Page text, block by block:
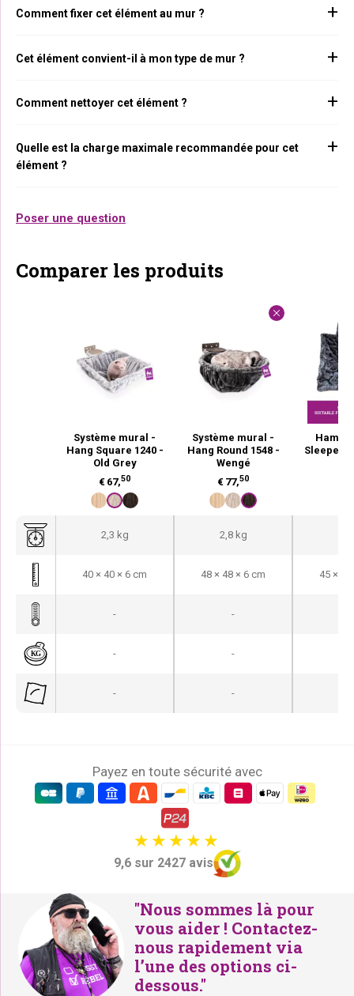
Comment fixer cet élément au mur ?
Cet élément convient-il à mon type de mur ?
Comment nettoyer cet élément ?
Quelle est la charge maximale recommandée pour cet
élément ?
Poser une question
Comparer les produits
Système mural -
Hang Square 1240 -
Old Grey
€ 67,50
Système mural -
Hang Round 1548 -
Wengé
€ 77,50
Hamac
Sleeper
2,3 kg 2,8 kg
40 × 40 × 6 cm 48 × 48 × 6 cm 45 ×
- -
- -
- -
Payez en toute sécurité avec
9,6 sur 2427 avis
"Nous sommes là pour
vous aider ! Contactez-
nous rapidement via
l’une des options ci-
dessous."